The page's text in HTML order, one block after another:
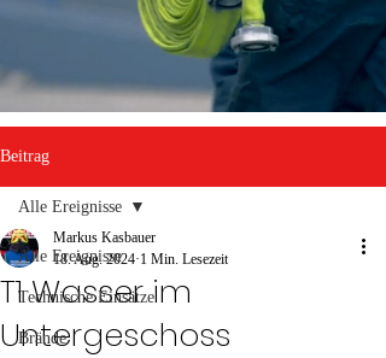
Beitrag
Alle Ereignisse
Technische Einsätze
Brände
Alle Ereignisse
T1 Wasser im
Untergeschoss
Markus Kasbauer
18. Aug. 2024 1 Min. Lesezeit